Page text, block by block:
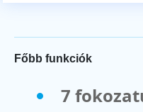
Főbb funkciók
7